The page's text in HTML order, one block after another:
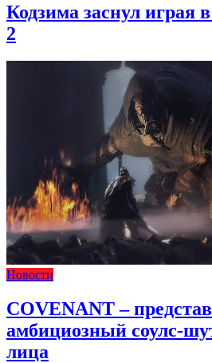
Кодзима заснул играя
2
Новости
COVENANT –
амбициозный соулс-
лица